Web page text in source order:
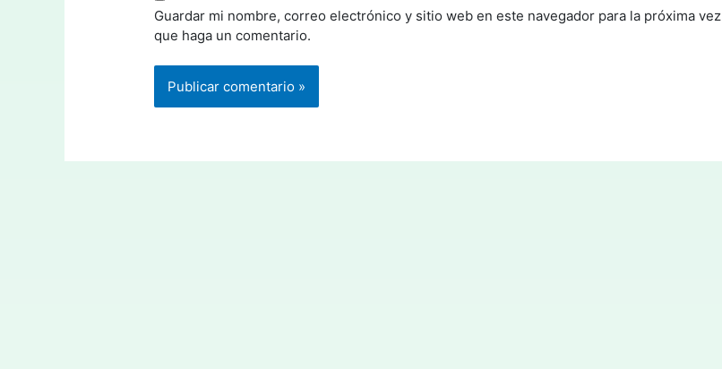
Guardar mi nombre, correo electrónico y sitio web en este navegador para la próxima vez
que haga un comentario.